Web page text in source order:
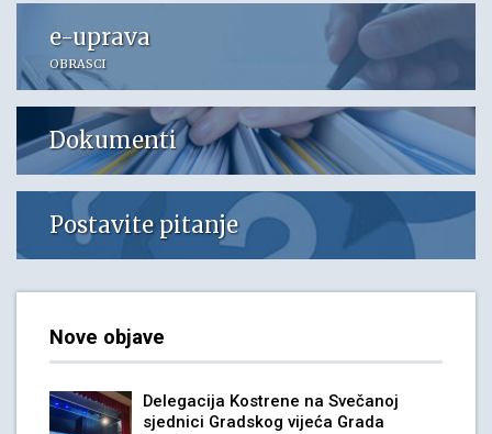
e-uprava
OBRASCI
Dokumenti
Postavite pitanje
Nove objave
Delegacija Kostrene na Svečanoj
sjednici Gradskog vijeća Grada